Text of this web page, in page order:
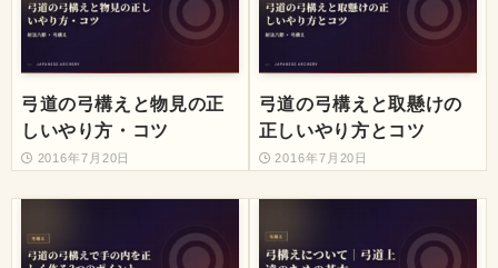
弓道の弓構えと物見の正
しいやり方・コツ
2016年7月20日
弓道の弓構えと取懸けの
正しいやり方とコツ
2016年7月20日